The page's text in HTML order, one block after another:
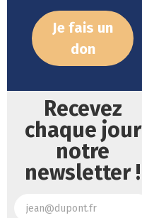
Je fais un
don
Recevez
chaque jour
notre
newsletter !